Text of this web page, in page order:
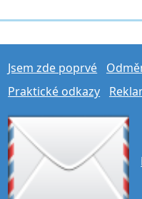
Jsem zde poprvé
Praktické odkazy